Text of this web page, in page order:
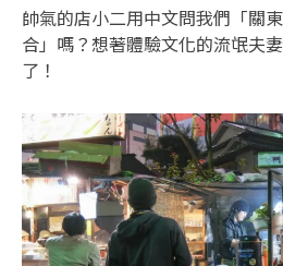
帥氣的店小二用中文問我們「關
合」嗎？想著體驗文化的流氓夫
了！